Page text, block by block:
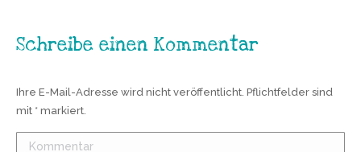
Schreibe einen Kommentar
Ihre E-Mail-Adresse wird nicht veröffentlicht. Pflichtfelder sind
mit * markiert.
Kommentar